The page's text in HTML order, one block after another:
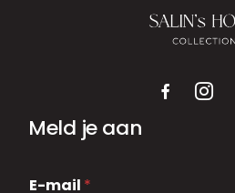
Meld je aan
E-mail *